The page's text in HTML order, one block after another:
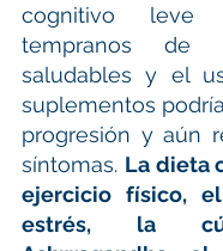
cognitivo leve
tempranos de
saludables y el
suplementos
progresión y aún
síntomas. La dieta
ejercicio físico,
estrés, la